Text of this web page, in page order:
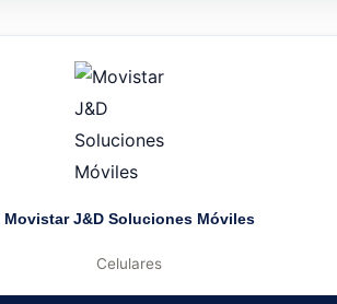
Movistar J&D Soluciones Móviles
Celulares